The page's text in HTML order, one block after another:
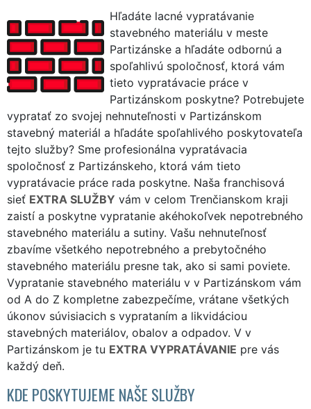
Hľadáte lacné vypratávanie
stavebného materiálu v meste
Partizánske a hľadáte odbornú a
spoľahlivú spoločnosť, ktorá vám
tieto vypratávacie práce v
Partizánskom poskytne? Potrebujete
vypratať zo svojej nehnuteľnosti v Partizánskom
stavebný materiál a hľadáte spoľahlivého poskytovateľa
tejto služby? Sme profesionálna vypratávacia
spoločnosť z Partizánskeho, ktorá vám tieto
vypratávacie práce rada poskytne. Naša franchisová
sieť EXTRA SLUŽBY vám v celom Trenčianskom kraji
zaistí a poskytne vypratanie akéhokoľvek nepotrebného
stavebného materiálu a sutiny. Vašu nehnuteľnosť
zbavíme všetkého nepotrebného a prebytočného
stavebného materiálu presne tak, ako si sami poviete.
Vypratanie stavebného materiálu v v Partizánskom vám
od A do Z kompletne zabezpečíme, vrátane všetkých
úkonov súvisiacich s vyprataním a likvidáciou
stavebných materiálov, obalov a odpadov. V v
Partizánskom je tu EXTRA VYPRATÁVANIE pre vás
každý deň.
KDE POSKYTUJEME NAŠE SLUŽBY